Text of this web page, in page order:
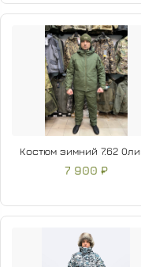
Костюм зимний 7.62
7 900 ₽